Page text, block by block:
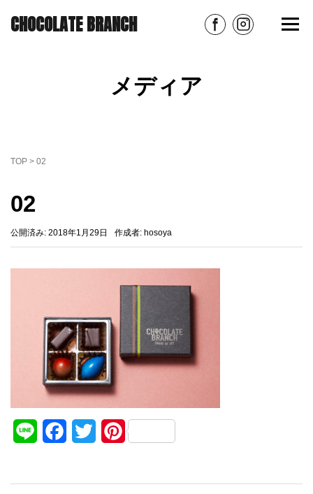
CHOCOLATE BRANCH
メディア
TOP > 02
02
公開済み: 2018年1月29日 作成者: hosoya
Line FacebookTwitterPinterest